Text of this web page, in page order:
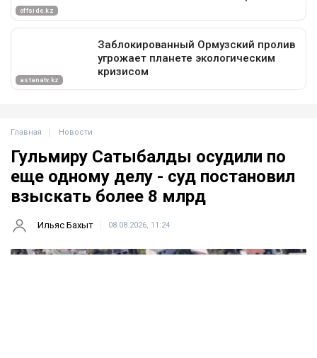
Главная Новости
Гульмиру Сатыбалды осудили по
еще одному делу - суд постановил
взыскать более 8 млрд
Ильяс Бахыт 08.08.2026, 11:24